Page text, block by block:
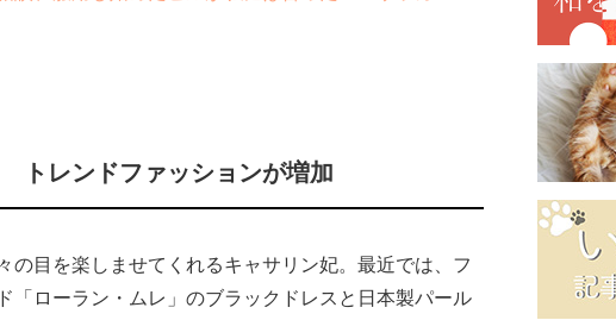
トレンドファッションが増加
目を楽しませてくれるキャサリン妃。最近では、フ
「ローラン・ムレ」のブラックドレスと日本製パール